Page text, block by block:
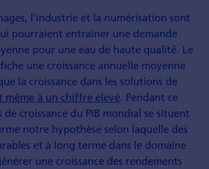
l'industrie et la numérisation sont
pourraient entraîner une demande
pour une eau de haute qualité. Le
une croissance annuelle moyenne
la croissance dans les solutions de
même à un chiffre élevé. Pendant ce
croissance du PIB mondial se situent
notre hypothèse selon laquelle des
et à long terme dans le domaine
une croissance des rendements